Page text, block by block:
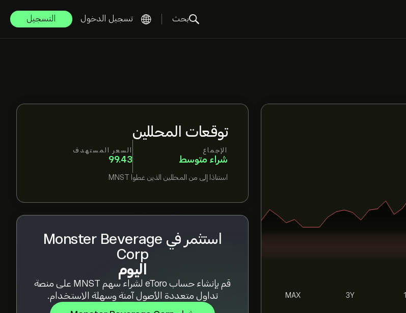
بحث تسجيل الدخول التسجيل
توقعات المحللين
الإجماع
شراء متوسط
السعر المستهدف
99.43
استنادًا إلى من المحللين الذين غطوا MNST
استثمر في Monster Beverage
Corp
اليوم
قم بإنشاء حساب eToro لشراء سهم MNST على منصة
تداول متعددة الأصول آمنة وسهلة الاستخدام.
3Y
MAX